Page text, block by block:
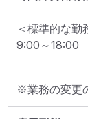
＜標準的な勤
9:00～18:00
※業務の変更